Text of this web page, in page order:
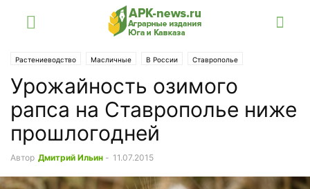
Растениеводство Масличные В России Ставрополье
Урожайность озимого
рапса на Ставрополье ниже
прошлогодней
Автор Дмитрий Ильин - 11.07.2015